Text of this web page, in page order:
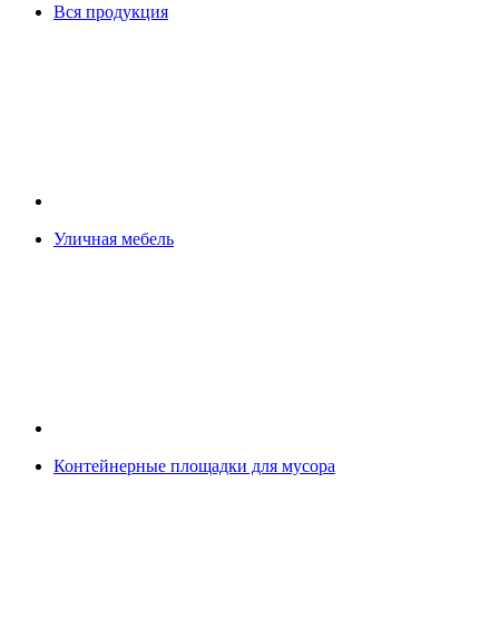
Вся продукция
Уличная мебель
Контейнерные площадки для мусора